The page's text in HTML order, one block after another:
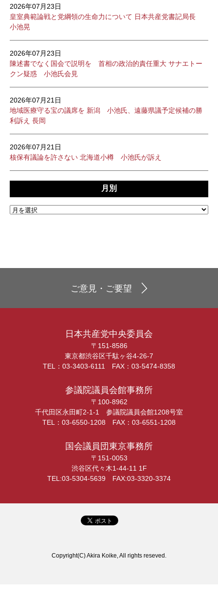
2026年07月23日
皇室典範論戦と党綱領の生命力について 日本共産党書記局長
小池晃
2026年07月23日
陳述書でなく国会で説明を 首相の政治的責任重大 サナエトー
クン疑惑 小池氏会見
2026年07月21日
地域医療守る宝の議席を 新潟 小池氏、遠藤県議予定候補の勝
利訴え 長岡
2026年07月21日
核保有議論を許さない 北海道小樽 小池氏が訴え
月別
ご意見・ご要望
日本共産党中央委員会
〒151-8586
東京都渋谷区千駄ヶ谷4-26-7
TEL：03-3403-6111 FAX：03-5474-8358
参議院議員会館事務所
〒100-8962
千代田区永田町2-1-1 参議院議員会館1208号室
TEL：03-6550-1208 FAX：03-6551-1208
国会議員団東京事務所
〒151-0053
渋谷区代々木1-44-11 1F
TEL:03-5304-5639 FAX:03-3320-3374
Copyright(C) Akira Koike, All rights reseved.